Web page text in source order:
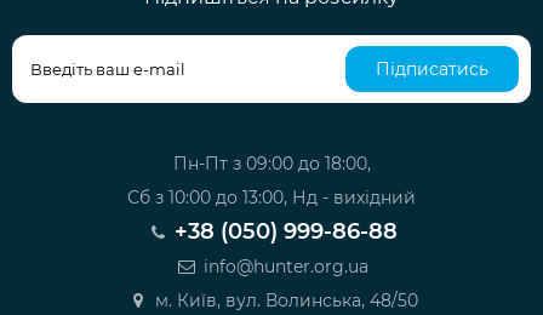
Підписатись
Пн-Пт з 09:00 до 18:00,
Сб з 10:00 до 13:00, Нд - вихідний
+38 (050) 999-86-88
info@hunter.org.ua
м. Київ, вул. Волинська, 48/50